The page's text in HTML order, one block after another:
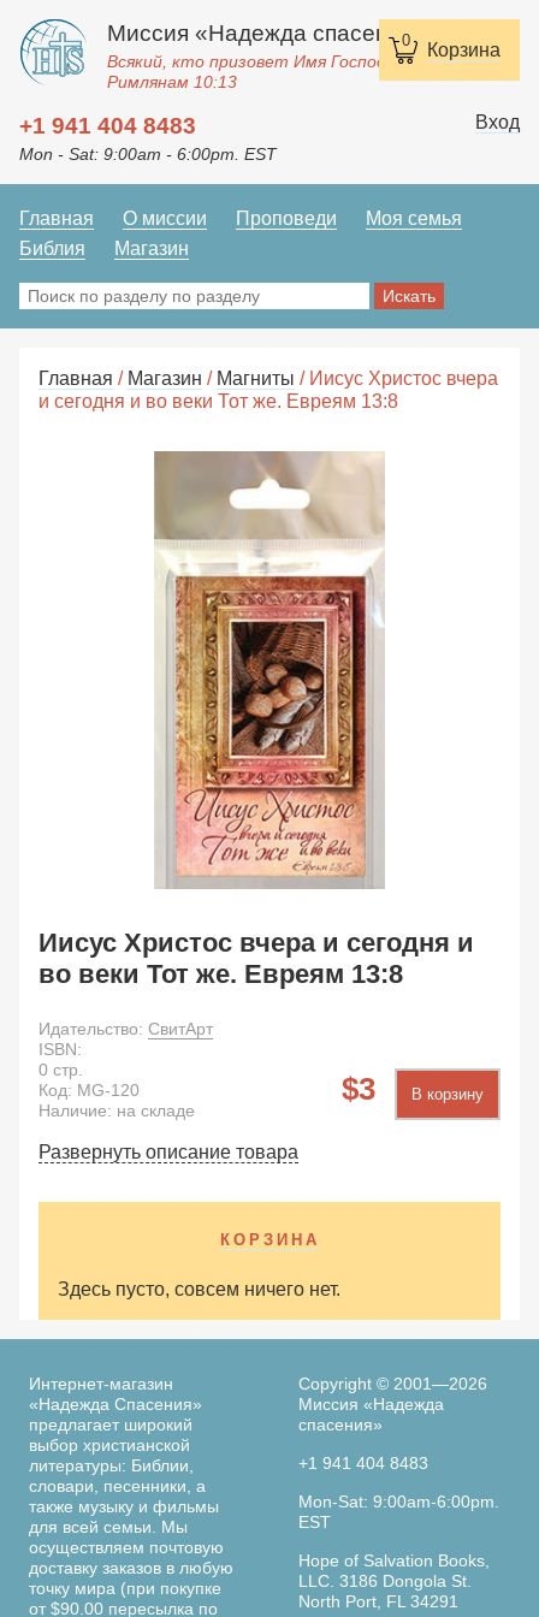
0 Корзина
Миссия «Надежда спасения»
Всякий, кто призовет Имя Господне, спасется.
Римлянам 10:13
+1 941 404 8483
Mon - Sat: 9:00am - 6:00pm. EST
Вход
Главная О миссии Проповеди
Моя семья
Библия
Магазин
Главная / Магазин / Магниты / Иисус Христос вчера
и сегодня и во веки Тот же. Евреям 13:8
Иисус Христос вчера и сегодня и
во веки Тот же. Евреям 13:8
Идательство: СвитАрт
3 В корзину
ISBN:
0 стр.
Код: MG-120
Наличие: на складе
Развернуть описание товара
КОРЗИНА
Здесь пусто, совсем ничего нет.
Интернет-магазин
«Надежда Спасения»
предлагает широкий
выбор христианской
литературы: Библии,
словари, песенники, а
также музыку и фильмы
для всей семьи. Мы
осуществляем почтовую
доставку заказов в любую
точку мира (при покупке
от $90.00 пересылка по
Copyright © 2001—2026
Миссия «Надежда
спасения»
+1 941 404 8483
Mon-Sat: 9:00am-6:00pm.
EST
Hope of Salvation Books,
LLC. 3186 Dongola St.
North Port, FL 34291